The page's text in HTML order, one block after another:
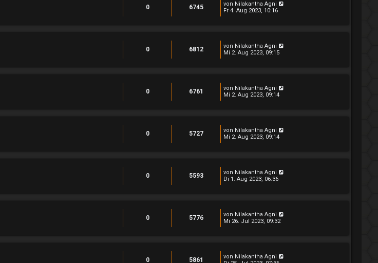
0 6745 von Nilakantha Agni
Fr 4. Aug 2023, 10:16
0 6812 von Nilakantha Agni
Mi 2. Aug 2023, 09:15
0 6761 von Nilakantha Agni
Mi 2. Aug 2023, 09:14
0 5727 von Nilakantha Agni
Mi 2. Aug 2023, 09:14
0 5593 von Nilakantha Agni
Di 1. Aug 2023, 06:36
0 5776 von Nilakantha Agni
Mi 26. Jul 2023, 09:32
0 5861 von Nilakantha Agni